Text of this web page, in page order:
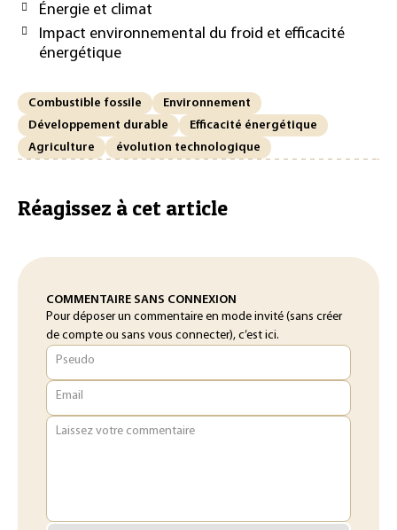
Énergie et climat
Impact environnemental du froid et efficacité
énergétique
Combustible fossile
Environnement
Développement durable
Efficacité énergétique
Agriculture
évolution technologique
Réagissez à cet article
COMMENTAIRE SANS CONNEXION
Pour déposer un commentaire en mode invité (sans créer
de compte ou sans vous connecter), c’est ici.
Pseudo
Email
Laissez votre commentaire